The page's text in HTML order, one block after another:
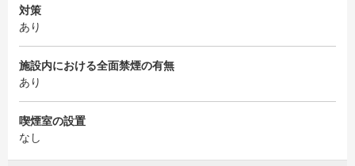
対策
あり
施設内における全面禁煙の有無
あり
喫煙室の設置
なし